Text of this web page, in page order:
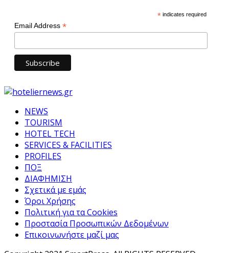
* indicates required
Email Address *
NEWS
TOURISM
HOTEL TECH
SERVICES & FACILITIES
PROFILES
ΠΟΞ
ΔΙΑΦΗΜΙΣΗ
Σχετικά με εμάς
Όροι Χρήσης
Πολιτική για τα Cookies
Προστασία Προσωπικών Δεδομένων
Επικοινωνήστε μαζί μας